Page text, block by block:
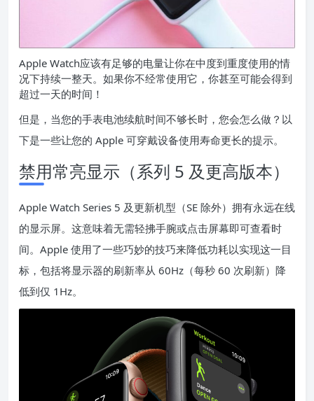
Apple Watch应该有足够的电量让你在中度到重度使用的情
况下持续一整天。如果你不经常使用它，你甚至可能会得到
超过一天的时间！
但是，当您的手表电池续航时间不够长时，您会怎么做？以
下是一些让您的 Apple 可穿戴设备使用寿命更长的提示。
禁用常亮显示（系列 5 及更高版本）
Apple Watch Series 5 及更新机型（SE 除外）拥有永远在线
的显示屏。这意味着无需轻拂手腕或点击屏幕即可查看时
间。Apple 使用了一些巧妙的技巧来降低功耗以实现这一目
标，包括将显示器的刷新率从 60Hz（每秒 60 次刷新）降
低到仅 1Hz。